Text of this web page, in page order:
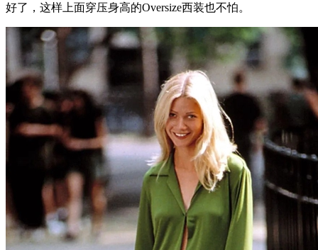
好了，这样上面穿压身高的Oversize西装也不怕。